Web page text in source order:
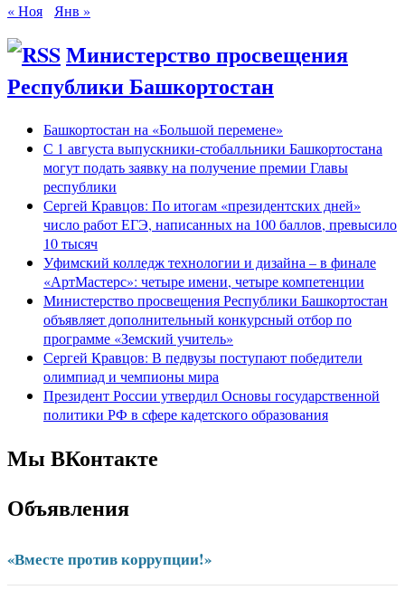
« Ноя
Янв »
Министерство просвещения
Республики Башкортостан
Башкортостан на «Большой перемене»
С 1 августа выпускники-стобалльники Башкортостана
могут подать заявку на получение премии Главы
республики
Сергей Кравцов: По итогам «президентских дней»
число работ ЕГЭ, написанных на 100 баллов, превысило
10 тысяч
Уфимский колледж технологии и дизайна – в финале
«АртМастерс»: четыре имени, четыре компетенции
Министерство просвещения Республики Башкортостан
объявляет дополнительный конкурсный отбор по
программе «Земский учитель»
Сергей Кравцов: В педвузы поступают победители
олимпиад и чемпионы мира
Президент России утвердил Основы государственной
политики РФ в сфере кадетского образования
Мы ВКонтакте
Объявления
«Вместе против коррупции!»